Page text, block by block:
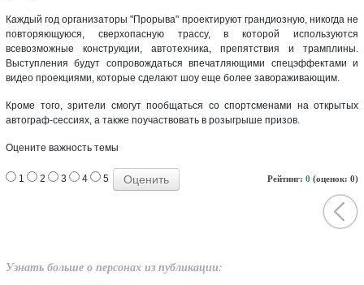
Каждый год организаторы "Прорыва" проектируют грандиозную, никогда не
повторяющуюся, сверхопасную трассу, в которой используются
всевозможные конструкции, автотехника, препятствия и трамплины.
Выступления будут сопровождаться впечатляющими спецэффектами и
видео проекциями, которые сделают шоу еще более завораживающим.
Кроме того, зрители смогут пообщаться со спортсменами на открытых
автограф-сессиях, а также поучаствовать в розыгрыше призов.
Оцените важность темы
Рейтинг: 0 (оценок: 0)
1 2 3 4 5
Узнать больше о персонах из публикации: